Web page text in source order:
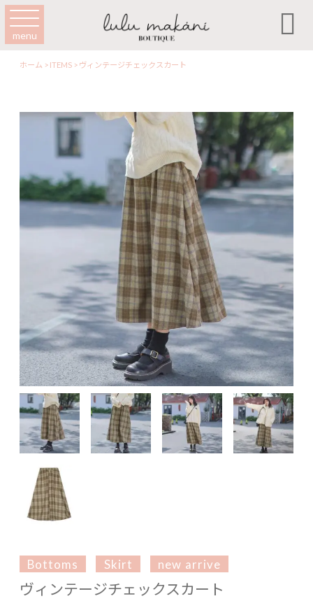
menu 
ホーム >ITEMS >ヴィンテージチェックスカート
Bottoms Skirt new arrive
ヴィンテージチェックスカート